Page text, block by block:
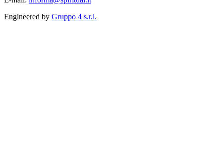
Engineered by Gruppo 4 s.r.l.